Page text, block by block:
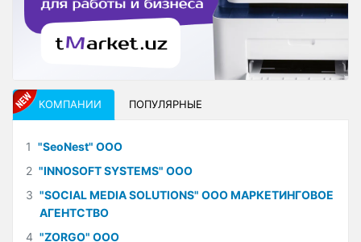
КОМПАНИИ ПОПУЛЯРНЫЕ
1 "SeoNest" ООО
2 "INNOSOFT SYSTEMS" ООО
3 "SOCIAL MEDIA SOLUTIONS" ООО МАРКЕТИНГОВОЕ
АГЕНТСТВО
4 "ZORGO" ООО